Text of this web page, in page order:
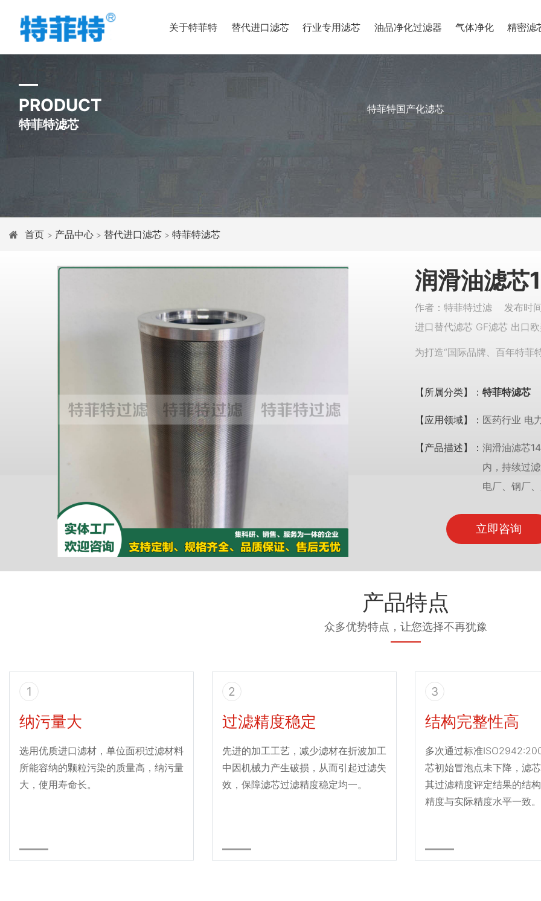
关于特菲特 替代进口滤芯 行业专用滤芯 油品净化过滤器 气体净化 精密滤
PRODUCT
特菲特滤芯
特菲特国产化滤芯
首页 > 产品中心 > 替代进口滤芯 > 特菲特滤芯
润滑油滤
作者：特菲特过滤 发布时
进口替代滤芯 GF滤芯 出口
为打造“国际品牌、百年特菲
【所属分类】： 特菲特滤芯
【应用领域】： 医药行业 电
【产品描述】： 润滑油滤芯
内，持续过
电厂、钢厂
立即咨询
产品特点
众多优势特点，让您选择不再犹豫
1
纳污量大
选用优质进口滤材，单位面积过滤材料
所能容纳的颗粒污染的质量高，纳污量
大，使用寿命长。
2
过滤精度稳定
先进的加工工艺，减少滤材在折波加工
中因机械力产生破损，从而引起过滤失
效，保障滤芯过滤精度稳定均一。
3
结构完整性高
多次通过标准
芯初始冒泡点未下降，滤
其过滤精度评定结果的结
精度与实际精度水平一致。